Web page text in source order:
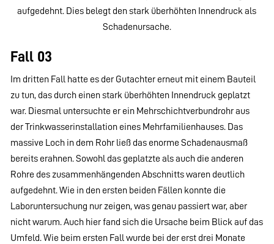
aufgedehnt. Dies belegt den stark überhöhten Innendruck als
Schadenursache.
Fall 03
Im dritten Fall hatte es der Gutachter erneut mit einem Bauteil
zu tun, das durch einen stark überhöhten Innendruck geplatzt
war. Diesmal untersuchte er ein Mehrschichtverbundrohr aus
der Trinkwasserinstallation eines Mehrfamilienhauses. Das
massive Loch in dem Rohr ließ das enorme Schadenausmaß
bereits erahnen. Sowohl das geplatzte als auch die anderen
Rohre des zusammenhängenden Abschnitts waren deutlich
aufgedehnt. Wie in den ersten beiden Fällen konnte die
Laboruntersuchung nur zeigen, was genau passiert war, aber
nicht warum. Auch hier fand sich die Ursache beim Blick auf das
Umfeld. Wie beim ersten Fall wurde bei der erst drei Monate